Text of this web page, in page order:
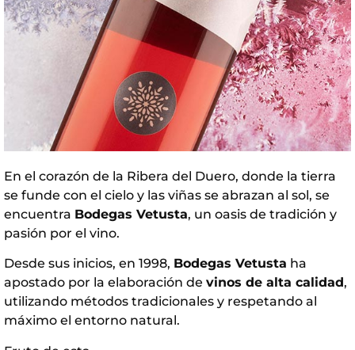
En el corazón de la Ribera del Duero, donde la tierra
se funde con el cielo y las viñas se abrazan al sol, se
encuentra Bodegas Vetusta, un oasis de tradición y
pasión por el vino.
Desde sus inicios, en 1998, Bodegas Vetusta ha
apostado por la elaboración de vinos de alta calidad,
utilizando métodos tradicionales y respetando al
máximo el entorno natural.